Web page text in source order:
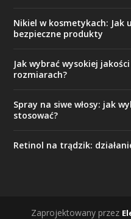
Nikiel w kosmetykach: Jak
bezpieczne produkty
Jak wybrać wysokiej
rozmiarach?
Spray na siwe włosy: jak
stosować?
Retinol na trądzik:
Zaprojektowany przez